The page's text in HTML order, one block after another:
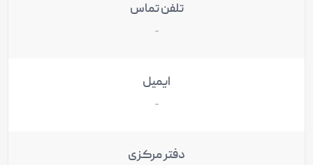
تلفن تماس
-
ایمیل
-
دفتر مرکزی